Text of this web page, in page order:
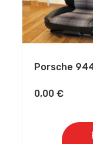
Porsche
0,00 €